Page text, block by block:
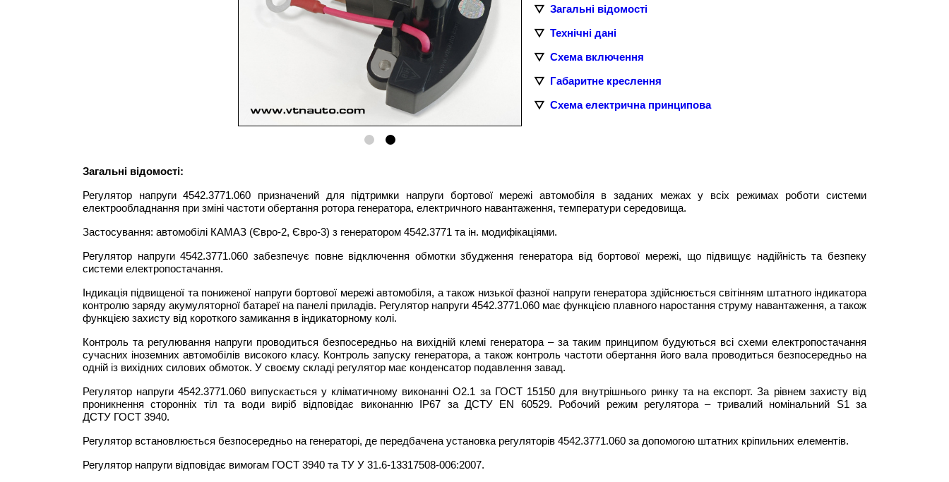
Загальні відомості
Технічні дані
Схема включення
Габаритне креслення
Схема електрична принципова
Загальні відомості:
Регулятор напруги 4542.3771.060 призначений для підтримки напруги бортової мережі автомобіля в заданих межах у всіх режимах роботи системи
електрообладнання при зміні частоти обертання ротора генератора, електричного навантаження, температури середовища.
Застосування: автомобілі КАМАЗ (Євро-2, Євро-3) з генератором 4542.3771 та ін. модифікаціями.
Регулятор напруги 4542.3771.060 забезпечує повне відключення обмотки збудження генератора від бортової мережі, що підвищує надійність та безпеку
системи електропостачання.
Індикація підвищеної та пониженої напруги бортової мережі автомобіля, а також низької фазної напруги генератора здійснюється світінням штатного індикатора
контролю заряду акумуляторної батареї на панелі приладів. Регулятор напруги 4542.3771.060 має функцією плавного наростання струму навантаження, а також
функцією захисту від короткого замикання в індикаторному колі.
Контроль та регулювання напруги проводиться безпосередньо на вихідній клемі генератора – за таким принципом будуються всі схеми електропостачання
сучасних іноземних автомобілів високого класу. Контроль запуску генератора, а також контроль частоти обертання його вала проводиться безпосередньо на
одній із вихідних силових обмоток. У своєму складі регулятор має конденсатор подавлення завад.
Регулятор напруги 4542.3771.060 випускається у кліматичному виконанні О2.1 за ГОСТ 15150 для внутрішнього ринку та на експорт. За рівнем захисту від
проникнення сторонніх тіл та води виріб відповідає виконанню IP67 за ДСТУ EN 60529. Робочий режим регулятора – тривалий номінальний S1 за
ДСТУ ГОСТ 3940.
Регулятор встановлюється безпосередньо на генераторі, де передбачена установка регуляторів 4542.3771.060 за допомогою штатних кріпильних елементів.
Регулятор напруги відповідає вимогам ГОСТ 3940 та ТУ У 31.6-13317508-006:2007.